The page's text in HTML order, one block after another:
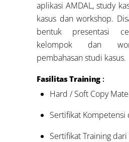
aplikasi AMDAL, study
kasus dan workshop.
bentuk presentasi
kelompok dan
pembahasan studi kasus.
Fasilitas Training :
Hard / Soft Copy
Sertifikat Kompetensi
Sertifikat Training